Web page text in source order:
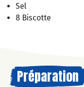
Sel
8 Biscotte
Préparation